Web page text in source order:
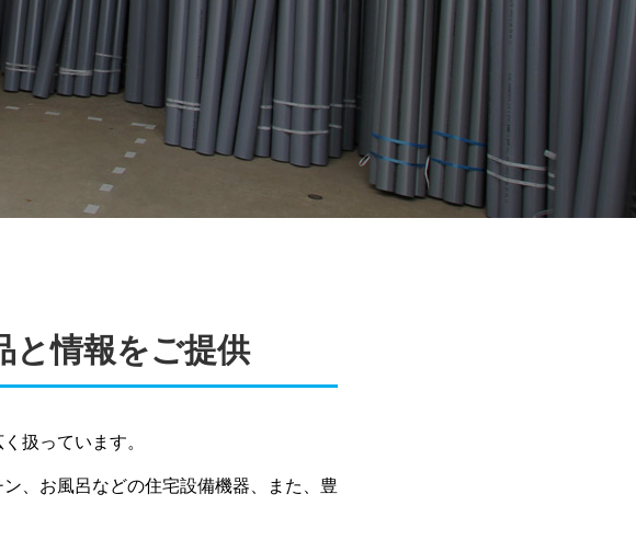
と情報をご提供
扱っています。
、お風呂などの住宅設備機器、また、豊